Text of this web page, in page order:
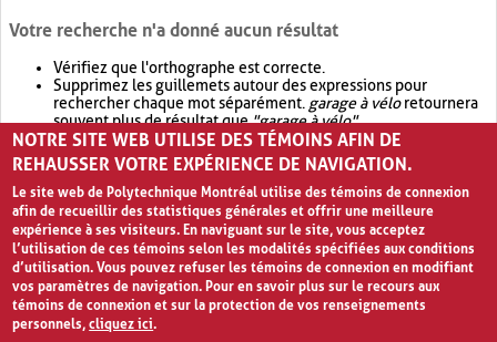
Votre recherche n'a donné aucun résultat
Vérifiez que l'orthographe est correcte.
Supprimez les guillemets autour des expressions pour
rechercher chaque mot séparément. garage à véloretournera
souvent plus de résultat que"garage à vélo".
Envisagez d'élargir votre recherche avec OR.garage OR vélo
retournera souvent plus de résultat quegarage à vélo
NOTRE SITE WEB UTILISE DES TÉMOINS AFIN DE
REHAUSSER VOTRE EXPÉRIENCE DE NAVIGATION.
Le site web de Polytechnique Montréal utilise des témoins de connexion
afin de recueillir des statistiques générales et offrir une meilleure
expérience à ses visiteurs. En naviguant sur le site, vous acceptez
l’utilisation de ces témoins selon les modalités spécifiées aux conditions
d’utilisation. Vous pouvez refuser les témoins de connexion en modifiant
vos paramètres de navigation. Pour en savoir plus sur le recours aux
témoins de connexion et sur la protection de vos renseignements
personnels,cliquez ici.